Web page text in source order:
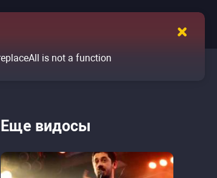
Еще видосы
is not a function